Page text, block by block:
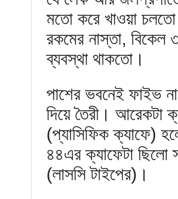
মতো করে খাওয়া
রকমের নাস্তা, বিকেল
ব্যবস্থা থাকতো।
পাশের ভবনেই ফাইভ
দিয়ে তৈরী। আরেকটা
(প্যাসিফিক ক্যাফে)
৪৪এর ক্যাফেটা ছিলো
(লাসসি টাইপের)।